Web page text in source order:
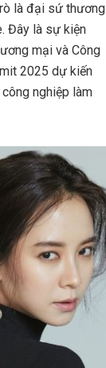
là đại sứ thương
Đây là sự kiện
mại và Công
2025 dự kiến
nghiệp làm